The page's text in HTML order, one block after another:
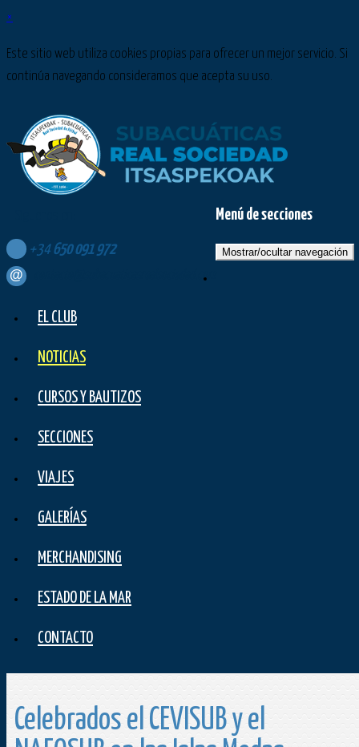
×
Este sitio web utiliza cookies propias para ofrecer un mejor servicio. Si
continúa navegando consideramos que acepta su uso.
+34 650 091 972
contacto@subacuaticasrealsociedad.com
Menú de secciones
Mostrar/ocultar navegación
EL CLUB
NOTICIAS
CURSOS Y BAUTIZOS
SECCIONES
VIAJES
GALERÍAS
MERCHANDISING
ESTADO DE LA MAR
CONTACTO
Celebrados el CEVISUB y el